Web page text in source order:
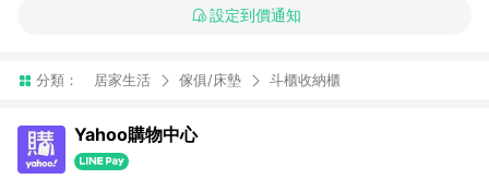
設定到價通知
分類： 居家生活 傢俱/床墊 斗櫃收納櫃
Yahoo購物中心